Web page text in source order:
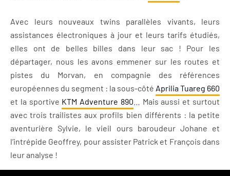
Avec leurs nouveaux twins parallèles vivants, leurs
assistances électroniques à jour et leurs tarifs étudiés,
elles ont de belles billes dans leur sac ! Pour les
départager, nous les avons emmener sur les routes et
pistes du Morvan, en compagnie des références
européennes du segment : la sous-côté Aprilia Tuareg 660
et la sportive KTM Adventure 890 … Mais aussi et surtout
avec trois trailistes aux profils bien différents : la petite
aventurière Sylvie, le vieil ours baroudeur Johane et
l’intrépide Geoffrey, pour assister Patrick et François dans
leur analyse !